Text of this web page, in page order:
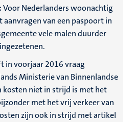
Voor Nederlanders woonachtig
aanvragen van een paspoort in
vele malen duurder
in voorjaar 2016 vraag
Ministerie van Binnenlandse
kosten niet in strijd is met het
met het vrij verkeer van
zijn ook in strijd met artikel